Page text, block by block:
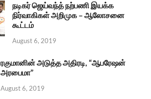
நடிகர் ஜெய்வந்த் நற்பணி இயக்க
நிர்வாகிகள் அறிமுக – ஆலோசனை
கூட்டம்
August 6, 2019
ரகுமானின் அடுத்த அதிரடி, “ஆபரேஷன்
அரபைமா”
August 6, 2019